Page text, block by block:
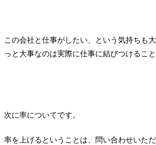
この会社と仕事がしたい、という気持ちも
っと大事なのは実際に仕事に結びつけること
次に率についてです。
率を上げるということは、問い合わせいた